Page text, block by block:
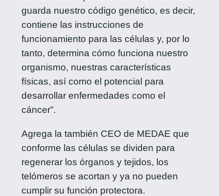
guarda nuestro código genético, es decir,
contiene las instrucciones de
funcionamiento para las células y, por lo
tanto, determina cómo funciona nuestro
organismo, nuestras características
físicas, así como el potencial para
desarrollar enfermedades como el
cáncer”.
Agrega la también CEO de MEDAE que
conforme las células se dividen para
regenerar los órganos y tejidos, los
telómeros se acortan y ya no pueden
cumplir su función protectora.